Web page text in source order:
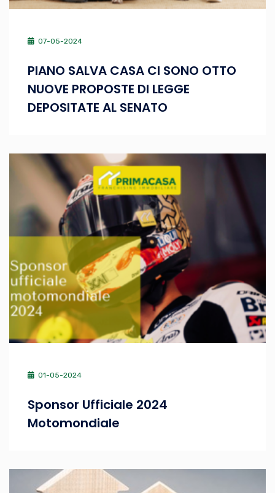
07-05-2024
PIANO SALVA CASA CI SONO OTTO
NUOVE PROPOSTE DI LEGGE
DEPOSITATE AL SENATO
01-05-2024
Sponsor Ufficiale 2024
Motomondiale